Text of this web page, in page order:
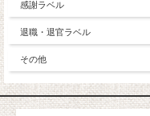
感謝ラベル
退職・退官ラベル
その他